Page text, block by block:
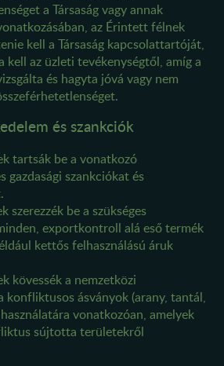
a Társaság vagy annak
az Érintett félnek
kell a Társaság kapcsolattartóját,
kell az üzleti tevékenységtől, amíg a
és hagyta jóvá vagy nem
és szankciók
tartsák be a vonatkozó
gazdasági szankciókat és
szerezzék be a szükséges
exportkontroll alá eső termék
kettős felhasználású áruk
kövessék a nemzetközi
konfliktusos ásványok (arany, tantál,
vonatkozóan, amelyek
sújtotta területekről